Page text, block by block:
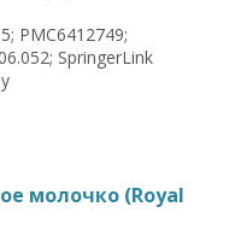
PMC6412749;
SpringerLink
молочко (Royal